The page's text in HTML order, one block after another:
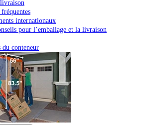
internationaux
pour l’emballage et la livraison
du conteneur